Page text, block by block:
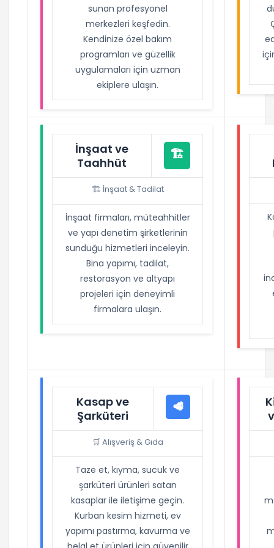
sunan profesyonel
merkezleri keşfedin.
Kendinize özel bakım
programları ve güzellik
uygulamaları için uzman
ekiplere ulaşın.
İnşaat ve
Taahhüt
🏗️
🏗️ İnşaat & Tadilat
İnşaat firmaları, müteahhitler
ve yapı denetim şirketlerinin
sunduğu hizmetleri inceleyin.
Bina yapımı, tadilat,
restorasyon ve altyapı
projeleri için deneyimli
firmalara ulaşın.
Kasap ve
Şarküteri
🥩
🛒 Alışveriş & Gıda
Taze et, kıyma, sucuk ve
şarküteri ürünleri satan
kasaplar ile iletişime geçin.
Kurban kesim hizmeti, ev
yapımı pastırma, kavurma ve